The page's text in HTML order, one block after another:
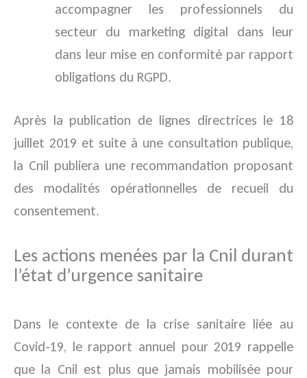
accompagner les professionnels du
secteur du marketing digital dans leur
dans leur mise en conformité par rapport
obligations du RGPD.
Après la publication de lignes directrices le 18
juillet 2019 et suite à une consultation publique,
la Cnil publiera une recommandation proposant
des modalités opérationnelles de recueil du
consentement.
Les actions menées par la Cnil durant
l’état d’urgence sanitaire
Dans le contexte de la crise sanitaire liée au
Covid-19, le rapport annuel pour 2019 rappelle
que la Cnil est plus que jamais mobilisée pour